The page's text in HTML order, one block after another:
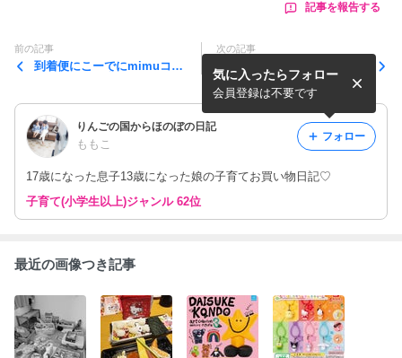
記事を報告する
前の記事
到着便にこーでにmimuコラ
次の記事
到着便いろいろにこーで♡
りんごの国からほのぼの日記
ももこ
17歳になった息子13歳になった娘の子育てお買い物日記♡
気に入ったらフォロー
会員登録は不要です
フォロー
子育て(小学生以上)ジャンル 62位
最近の画像つき記事